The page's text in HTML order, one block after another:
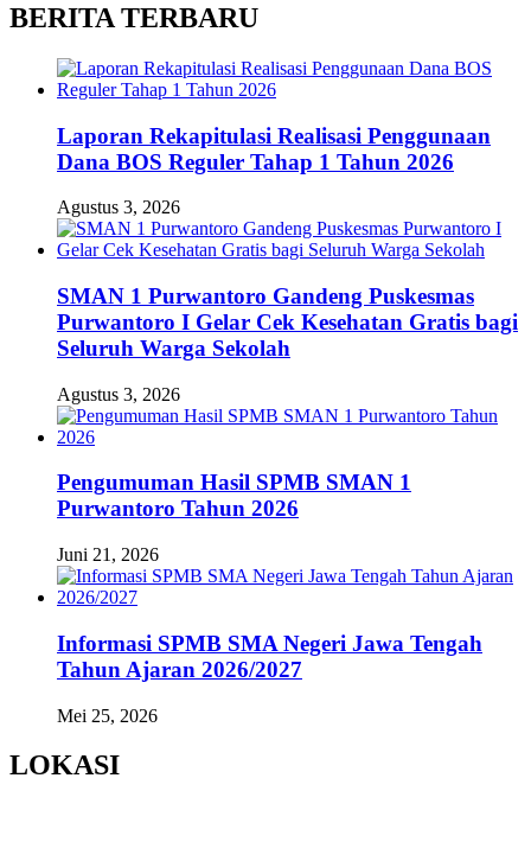
BERITA TERBARU
Laporan Rekapitulasi Realisasi Penggunaan
Dana BOS Reguler Tahap 1 Tahun 2026
Agustus 3, 2026
SMAN 1 Purwantoro Gandeng Puskesmas
Purwantoro I Gelar Cek Kesehatan Gratis bagi
Seluruh Warga Sekolah
Agustus 3, 2026
Pengumuman Hasil SPMB SMAN 1
Purwantoro Tahun 2026
Juni 21, 2026
Informasi SPMB SMA Negeri Jawa Tengah
Tahun Ajaran 2026/2027
Mei 25, 2026
LOKASI